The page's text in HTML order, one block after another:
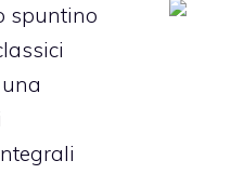
spuntino
una